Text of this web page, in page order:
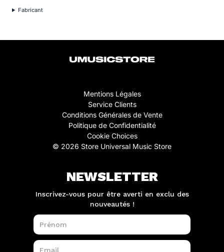
Fabricant
Mentions Légales
Service Clients
Conditions Générales de Vente
Politique de Confidentialité
Cookie Choices
© 2026 Store Universal Music Store